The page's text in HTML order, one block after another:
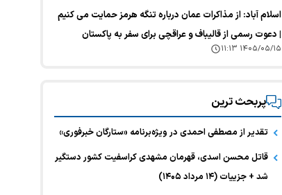
اسلام آباد: از مذاکرات عمان درباره تنگه هرمز حمایت می کنیم
| دعوت رسمی از قالیباف و عراقچی برای سفر به پاکستان
۱۴۰۵/۰۵/۱۵ ۱۱:۱۳
پربحث ترین
تقدیر از مصطفی احمدی در ویژه‌برنامه «ستارگان خبرفوری»
قاتل محسن اسدی، قهرمان مشهدی کراسفیت کشور دستگیر
شد + جزییات (۱۴ مرداد ۱۴۰۵)